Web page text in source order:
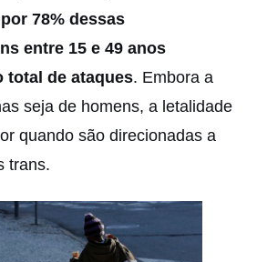
78% dessas
entre 15 e 49 anos
total de ataques. Embora a
seja de homens, a letalidade
quando são direcionadas a
trans.